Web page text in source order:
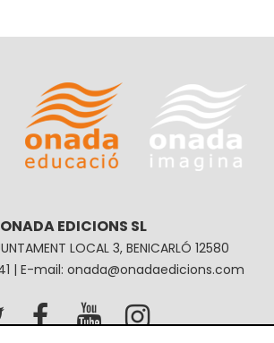
ONADA EDICIONS SL
LOCAL 3, BENICARLÓ 12580
| E-mail: onada@onadaedicions.com